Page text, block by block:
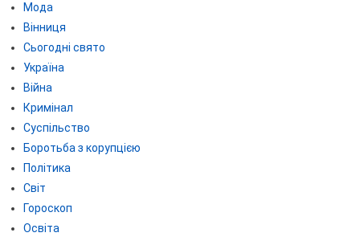
Мода
Вінниця
Сьогодні свято
Україна
Війна
Кримінал
Суспільство
Боротьба з корупцією
Політика
Світ
Гороскоп
Освіта